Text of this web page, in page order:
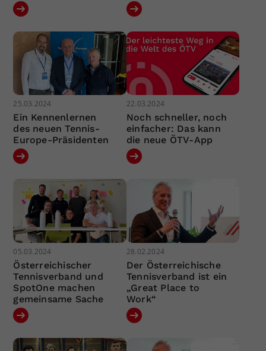
25.03.2024
Ein Kennenlernen
des neuen Tennis-
Europe-Präsidenten
22.03.2024
Noch schneller, noch
einfacher: Das kann
die neue ÖTV-App
05.03.2024
Österreichischer
Tennisverband und
SpotOne machen
gemeinsame Sache
28.02.2024
Der Österreichische
Tennisverband ist ein
„Great Place to
Work“